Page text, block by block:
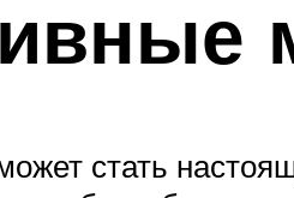
стать